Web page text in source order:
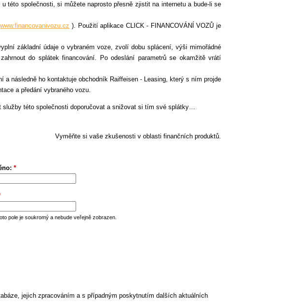
této společnosti, si můžete naprosto přesně zjistit na internetu a bude-li se
www.financovanivozu.cz ). Použití aplikace CLICK - FINANCOVÁNÍ VOZŮ je
základní údaje o vybraném voze, zvolí dobu splácení, výši mimořádné
do splátek financování. Po odeslání parametrů se okamžitě vrátí
následně ho kontaktuje obchodník Raiffeisen - Leasing, který s ním projde
a předání vybraného vozu.
služby této společnosti doporučovat a snižovat si tím své splátky…
Vyměňte si vaše zkušenosti v oblasti finančních produktů.
*
pole je soukromý a nebude veřejně zobrazen.
jejich zpracováním a s případným poskytnutím dalších aktuálních